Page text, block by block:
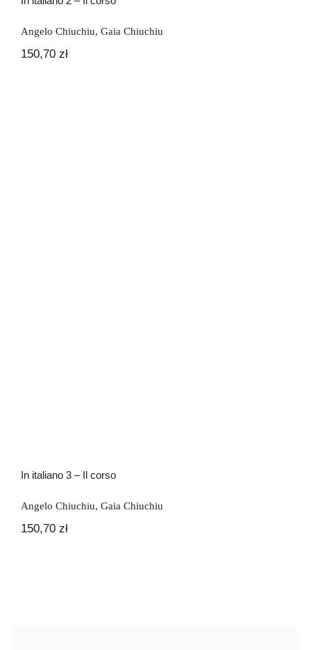
Angelo Chiuchiu, Gaia Chiuchiu
150,70 zł
In italiano 3 – Il corso
Angelo Chiuchiu, Gaia Chiuchiu
150,70 zł